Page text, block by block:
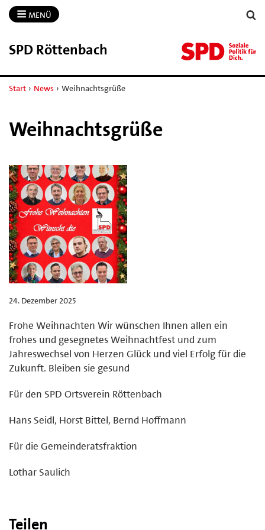
MENÜ
SPD Röttenbach
Start › News › Weihnachtsgrüße
Weihnachtsgrüße
24. Dezember 2025
Frohe Weihnachten Wir wünschen Ihnen allen ein
frohes und gesegnetes Weihnachtfest und zum
Jahreswechsel von Herzen Glück und viel Erfolg für die
Zukunft. Bleiben sie gesund
Für den SPD Ortsverein Röttenbach
Hans Seidl, Horst Bittel, Bernd Hoffmann
Für die Gemeinderatsfraktion
Lothar Saulich
Teilen